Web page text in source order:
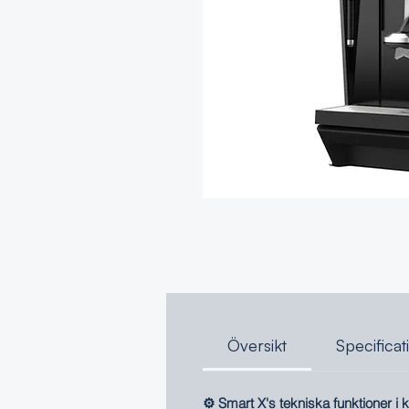
Översikt
⚙️ Smart X's tekniska funktioner i